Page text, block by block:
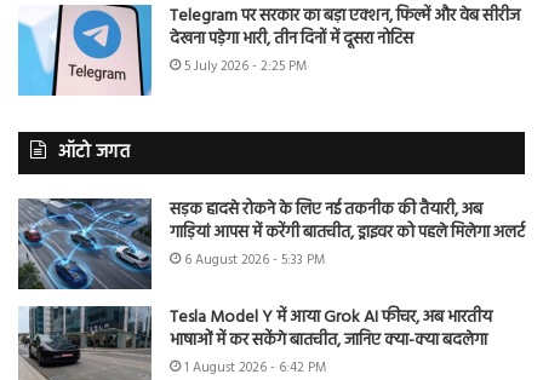
Telegram पर सरकार का बड़ा एक्शन, फिल्में और वेब सीरीज
देखना पड़ेगा भारी, तीन दिनों में दूसरा नोटिस
5 July 2026 - 2:25 PM
ऑटो जगत
सड़क हादसे रोकने के लिए नई तकनीक की तैयारी, अब
गाड़ियां आपस में करेंगी बातचीत, ड्राइवर को पहले मिलेगा अलर्ट
6 August 2026 - 5:33 PM
Tesla Model Y में आया Grok AI फीचर, अब भारतीय
भाषाओं में कर सकेंगे बातचीत, जानिए क्या-क्या बदलेगा
1 August 2026 - 6:42 PM